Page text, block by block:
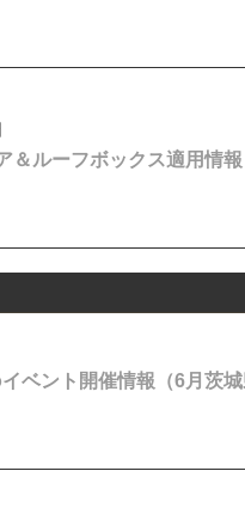
＆ルーフボックス適用情
ベント開催情報（6月茨